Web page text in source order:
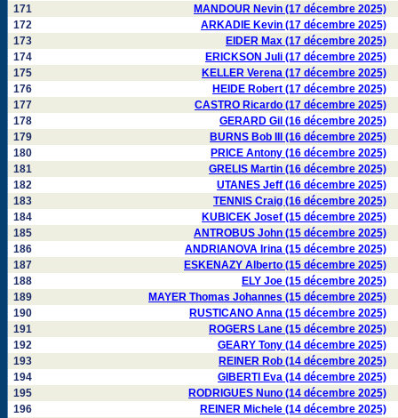
171
MANDOUR Nevin (17 décembre 2025)
172
ARKADIE Kevin (17 décembre 2025)
173
EIDER Max (17 décembre 2025)
174
ERICKSON Juli (17 décembre 2025)
175
KELLER Verena (17 décembre 2025)
176
HEIDE Robert (17 décembre 2025)
177
CASTRO Ricardo (17 décembre 2025)
178
GERARD Gil (16 décembre 2025)
179
BURNS Bob III (16 décembre 2025)
180
PRICE Antony (16 décembre 2025)
181
GRELIS Martin (16 décembre 2025)
182
UTANES Jeff (16 décembre 2025)
183
TENNIS Craig (16 décembre 2025)
184
KUBICEK Josef (15 décembre 2025)
185
ANTROBUS John (15 décembre 2025)
186
ANDRIANOVA Irina (15 décembre 2025)
187
ESKENAZY Alberto (15 décembre 2025)
188
ELY Joe (15 décembre 2025)
189
MAYER Thomas Johannes (15 décembre 2025)
190
RUSTICANO Anna (15 décembre 2025)
191
ROGERS Lane (15 décembre 2025)
192
GEARY Tony (14 décembre 2025)
193
REINER Rob (14 décembre 2025)
194
GIBERTI Eva (14 décembre 2025)
195
RODRIGUES Nuno (14 décembre 2025)
196
REINER Michele (14 décembre 2025)